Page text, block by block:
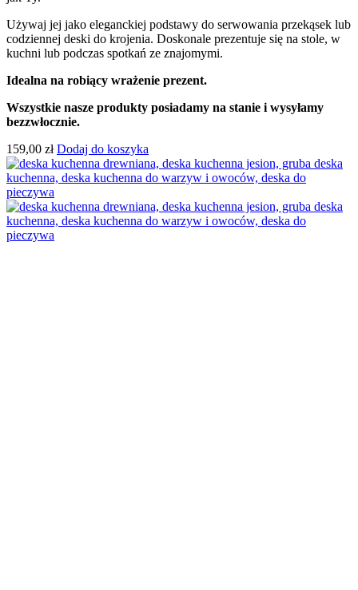
Używaj jej jako eleganckiej podstawy do serwowania przekąsek lub
codziennej deski do krojenia. Doskonale prezentuje się na stole, w
kuchni lub podczas spotkań ze znajomymi.
Idealna na robiący wrażenie prezent.
Wszystkie nasze produkty posiadamy na stanie i wysyłamy
bezzwłocznie.
159,00 zł Dodaj do koszyka